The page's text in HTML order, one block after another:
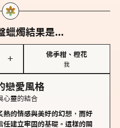
蠟燭結果是...
＋
佛手柑、橙花
我
戀愛風格
心靈的結合
熱的情感與美好的幻想，而好
任建立牢固的基礎。這樣的關